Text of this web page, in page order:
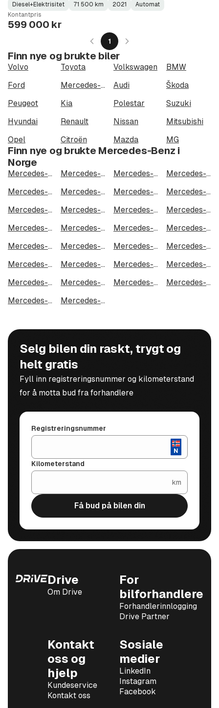
Fuel
Type:
Diesel+Elektrisitet
Kilometerstand: 71 500 km
Model
Year:
2021
Gearbox
Type:
Automat
Kontantpris
599 000 kr
1
Finn nye og brukte biler
Volvo Toyota Volkswagen
BMW
Ford
Mercedes-Benz Audi
Škoda
Peugeot
Kia Polestar
Suzuki
Hyundai
Renault Nissan
Mitsubishi
Opel
Citroën Mazda MG
Finn nye og brukte Mercedes-Benz i
Norge
Mercedes-Benz GLC 300 de Coupé 4MATIC i Oslo Mercedes-Benz GLC 300 de Coupé 4MATIC i Bergen Mercedes-Benz GLC 300 de Coupé 4MATIC i Trondheim
Mercedes-Benz GLC 300 de Coupé 4MATIC i Stavanger
Mercedes-Benz GLC 300 de Coupé 4MATIC i Kristiansand
Mercedes-Benz GLC 300 de Coupé 4MATIC i Fredrikstad Mercedes-Benz GLC 300 de Coupé 4MATIC i Drammen
Mercedes-Benz GLC 300 de Coupé 4MATIC i Skien
Mercedes-Benz GLC 300 de Coupé 4MATIC i Tromsø
Mercedes-Benz GLC 300 de Coupé 4MATIC i Ålesund Mercedes-Benz GLC 300 de Coupé 4MATIC i Moss
Mercedes-Benz GLC 300 de Coupé 4MATIC i Porsgrunn
Mercedes-Benz GLC 300 de Coupé 4MATIC i Bodø
Mercedes-Benz GLC 300 de Coupé 4MATIC i Arendal Mercedes-Benz GLC 300 de Coupé 4MATIC i Hamar
Mercedes-Benz GLC 300 de Coupé 4MATIC i Larvik
Mercedes-Benz GLC 300 de Coupé 4MATIC i Halden
Mercedes-Benz GLC 300 de Coupé 4MATIC i Lillehammer Mercedes-Benz GLC 300 de Coupé 4MATIC i Molde
Mercedes-Benz GLC 300 de Coupé 4MATIC i Kongsberg
Mercedes-Benz GLC 300 de Coupé 4MATIC i Harstad
Mercedes-Benz GLC 300 de Coupé 4MATIC i Gjøvik Mercedes-Benz GLC 300 de Coupé 4MATIC i Sarpsborg
Mercedes-Benz GLC 300 de Coupé 4MATIC i Sandefjord
Mercedes-Benz GLC 300 de Coupé 4MATIC i Kristiansund
Mercedes-Benz GLC 300 de Coupé 4MATIC i Tromsdalen Mercedes-Benz GLC 300 de Coupé 4MATIC i Narvik
Mercedes-Benz GLC 300 de Coupé 4MATIC i Steinkjer
Mercedes-Benz GLC 300 de Coupé 4MATIC i Haugesund
Mercedes-Benz GLC 300 de Coupé 4MATIC i Alta
Selg bilen din raskt, trygt og
helt gratis
Fyll inn registreringsnummer og kilometerstand
for å motta bud fra forhandlere
Registreringsnummer
Kilometerstand
km
Få bud på bilen din
Drive
Om Drive
For
bilforhandlere
Forhandlerinnlogging
Drive Partner
Kontakt
oss og
hjelp
Kundeservice
Kontakt oss
Sosiale
medier
LinkedIn
Instagram
Facebook